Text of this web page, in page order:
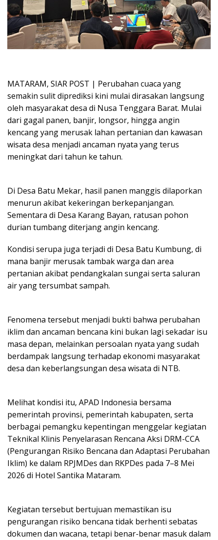
MATARAM, SIAR POST | Perubahan cuaca yang
semakin sulit diprediksi kini mulai dirasakan langsung
oleh masyarakat desa di Nusa Tenggara Barat. Mulai
dari gagal panen, banjir, longsor, hingga angin
kencang yang merusak lahan pertanian dan kawasan
wisata desa menjadi ancaman nyata yang terus
meningkat dari tahun ke tahun.
Di Desa Batu Mekar, hasil panen manggis dilaporkan
menurun akibat kekeringan berkepanjangan.
Sementara di Desa Karang Bayan, ratusan pohon
durian tumbang diterjang angin kencang.
Kondisi serupa juga terjadi di Desa Batu Kumbung, di
mana banjir merusak tambak warga dan area
pertanian akibat pendangkalan sungai serta saluran
air yang tersumbat sampah.
Fenomena tersebut menjadi bukti bahwa perubahan
iklim dan ancaman bencana kini bukan lagi sekadar isu
masa depan, melainkan persoalan nyata yang sudah
berdampak langsung terhadap ekonomi masyarakat
desa dan keberlangsungan desa wisata di NTB.
Melihat kondisi itu, APAD Indonesia bersama
pemerintah provinsi, pemerintah kabupaten, serta
berbagai pemangku kepentingan menggelar kegiatan
Teknikal Klinis Penyelarasan Rencana Aksi DRM-CCA
(Pengurangan Risiko Bencana dan Adaptasi Perubahan
Iklim) ke dalam RPJMDes dan RKPDes pada 7–8 Mei
2026 di Hotel Santika Mataram.
Kegiatan tersebut bertujuan memastikan isu
pengurangan risiko bencana tidak berhenti sebatas
dokumen dan wacana, tetapi benar-benar masuk dalam